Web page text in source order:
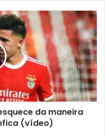
da maneira
(vídeo)